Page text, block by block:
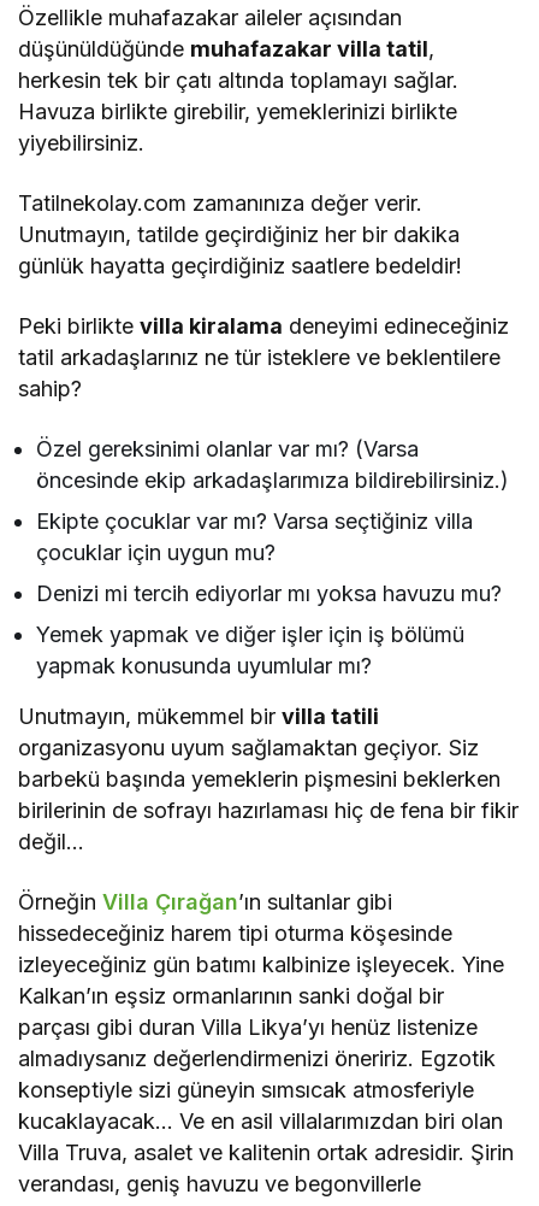
Özellikle muhafazakar aileler açısından
düşünüldüğünde muhafazakar villa tatil,
herkesin tek bir çatı altında toplamayı sağlar.
Havuza birlikte girebilir, yemeklerinizi birlikte
yiyebilirsiniz.
Tatilnekolay.com zamanınıza değer verir.
Unutmayın, tatilde geçirdiğiniz her bir dakika
günlük hayatta geçirdiğiniz saatlere bedeldir!
Peki birliktevilla kiralama deneyimi edineceğiniz
tatil arkadaşlarınız ne tür isteklere ve beklentilere
sahip?
Özel gereksinimi olanlar var mı? (Varsa
öncesinde ekip arkadaşlarımıza bildirebilirsiniz.)
Ekipte çocuklar var mı? Varsa seçtiğiniz villa
çocuklar için uygun mu?
Denizi mi tercih ediyorlar mı yoksa havuzu mu?
Yemek yapmak ve diğer işler için iş bölümü
yapmak konusunda uyumlular mı?
Unutmayın, mükemmel birvilla tatili
organizasyonu uyum sağlamaktan geçiyor. Siz
barbekü başında yemeklerin pişmesini beklerken
birilerinin de sofrayı hazırlaması hiç de fena bir fikir
değil…
ÖrneğinVilla Çırağan’ın sultanlar gibi
hissedeceğiniz harem tipi oturma köşesinde
izleyeceğiniz gün batımı kalbinize işleyecek. Yine
Kalkan’ın eşsiz ormanlarının sanki doğal bir
parçası gibi duran Villa Likya’yı henüz listenize
almadıysanız değerlendirmenizi öneririz. Egzotik
konseptiyle sizi güneyin sımsıcak atmosferiyle
kucaklayacak… Ve en asil villalarımızdan biri olan
Villa Truva, asalet ve kalitenin ortak adresidir. Şirin
verandası, geniş havuzu ve begonvillerle